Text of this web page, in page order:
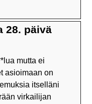
28. päivä
mutta ei
asioimaan on
itselläni
virkailijan